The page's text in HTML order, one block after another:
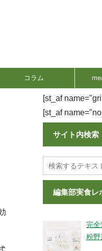
コラム
[st_af
[st_af
サイト内検索
編集部実食レ
完
粉野